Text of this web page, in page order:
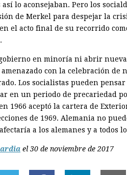
lo aconsejaban. Pero los
de Merkel para despejar la
el acto final de su recorrido
en minoría ni abrir
con la celebración de
Los socialistas pueden
en un periodo de precariedad
1966 aceptó la cartera de
de 1969. Alemania no
a los alemanes y a todos
el 30 de noviembre de 2017